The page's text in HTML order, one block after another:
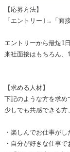
【応募方法】
「エントリー｣→「
エントリーから最短1
来社面接はもちろん、
【求める人材】
下記のような方を求め
少しでも共感できる方
・楽しんでお仕事がし
・自分が好きな仕事